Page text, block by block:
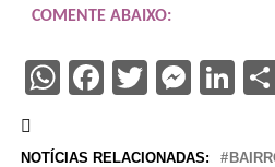
COMENTE ABAIXO:
WhatsApp
Facebook
Twitter
NOTÍCIAS RELACIONADAS: